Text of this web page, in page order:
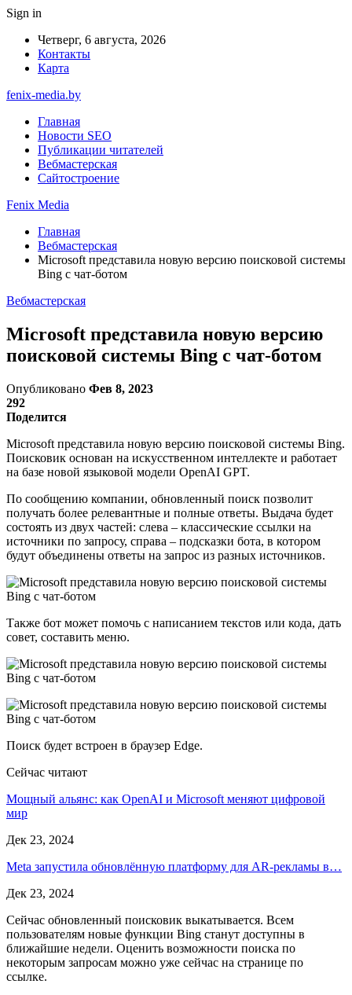
Sign in
Четверг, 6 августа, 2026
Контакты
Карта
fenix-media.by
Главная
Новости SEO
Публикации читателей
Вебмастерская
Сайтостроение
Fenix Media
Главная
Вебмастерская
Microsoft представила новую версию поисковой системы
Bing с чат-ботом
Вебмастерская
Microsoft представила новую версию
поисковой системы Bing с чат-ботом
Опубликовано Фев 8, 2023
292
Поделится
Microsoft представила новую версию поисковой системы Bing.
Поисковик основан на искусственном интеллекте и работает
на базе новой языковой модели OpenAI GPT.
По сообщению компании, обновленный поиск позволит
получать более релевантные и полные ответы. Выдача будет
состоять из двух частей: слева – классические ссылки на
источники по запросу, справа – подсказки бота, в котором
будут объединены ответы на запрос из разных источников.
Также бот может помочь с написанием текстов или кода, дать
совет, составить меню.
Поиск будет встроен в браузер Edge.
Сейчас читают
Мощный альянс: как OpenAI и Microsoft меняют цифровой
мир
Дек 23, 2024
Meta запустила обновлённую платформу для AR-рекламы в…
Дек 23, 2024
Сейчас обновленный поисковик выкатывается. Всем
пользователям новые функции Bing станут доступны в
ближайшие недели. Оценить возможности поиска по
некоторым запросам можно уже сейчас на странице по
ссылке.